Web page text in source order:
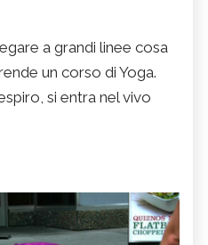
a grandi linee cosa
un corso di Yoga.
si entra nel vivo